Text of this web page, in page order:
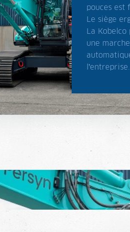
pouces est
Le siège
La
une
l’entreprise.